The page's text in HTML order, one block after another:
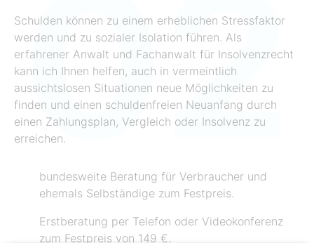
Schulden können zu einem erheblichen Stressfaktor
werden und zu sozialer Isolation führen. Als
erfahrener Anwalt und Fachanwalt für Insolvenzrecht
kann ich Ihnen helfen, auch in vermeintlich
aussichtslosen Situationen neue Möglichkeiten zu
finden und einen schuldenfreien Neuanfang durch
einen Zahlungsplan, Vergleich oder Insolvenz zu
erreichen.
bundesweite Beratung für Verbraucher und
ehemals Selbständige zum Festpreis.
Erstberatung per Telefon oder Videokonferenz
zum Festpreis von 149 €.